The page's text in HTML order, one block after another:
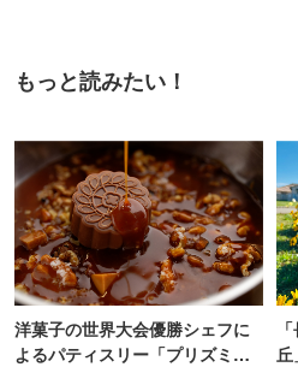
もっと読みたい！
洋菓子の世界大会優勝シェフに
よるパティスリー「プリズミッ